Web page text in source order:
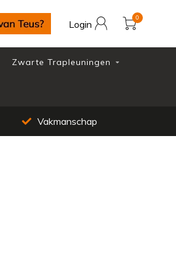
Login
0
Zwarte Trapleuningen
Vakmanschap